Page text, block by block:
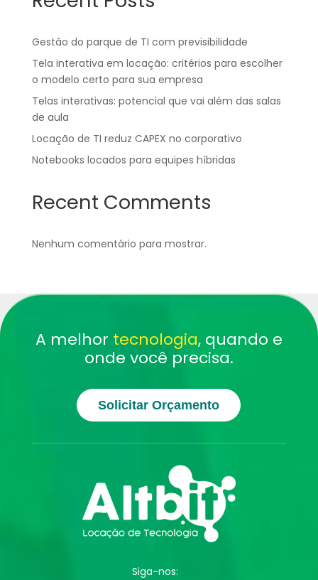
Gestão do parque de TI com previsibilidade
Tela interativa em locação: critérios para escolher
o modelo certo para sua empresa
Telas interativas: potencial que vai além das salas
de aula
Locação de TI reduz CAPEX no corporativo
Notebooks locados para equipes híbridas
Recent Comments
Nenhum comentário para mostrar.
A melhor tecnologia, quando e
onde você precisa.
Solicitar Orçamento
Siga-nos: